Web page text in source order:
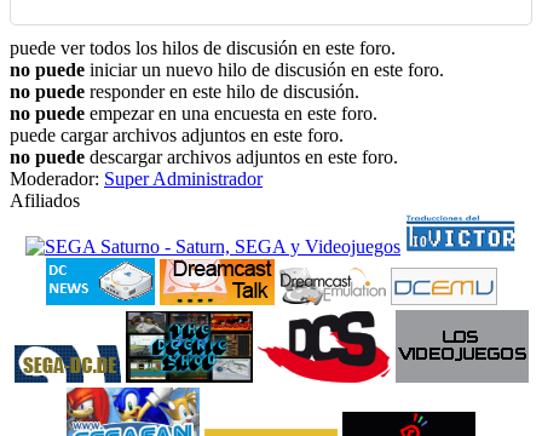
puede ver todos los hilos de discusión en este foro.
no puede iniciar un nuevo hilo de discusión en este foro.
no puede responder en este hilo de discusión.
no puede empezar en una encuesta en este foro.
puede cargar archivos adjuntos en este foro.
no puede descargar archivos adjuntos en este foro.
Moderador: Super Administrador
Afiliados